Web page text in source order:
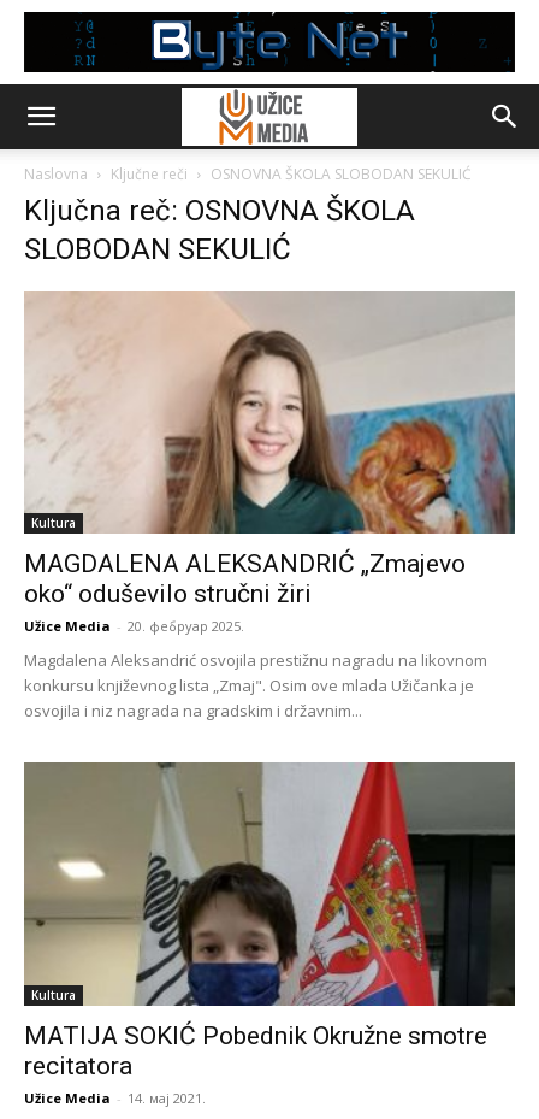
Naslovna Ključne reči OSNOVNA ŠKOLA SLOBODAN SEKULIĆ
Ključna reč: OSNOVNA ŠKOLA
SLOBODAN SEKULIĆ
Kultura
MAGDALENA ALEKSANDRIĆ „Zmajevo
oko“ oduševilo stručni žiri
Užice Media - 20. фебруар 2025.
Magdalena Aleksandrić osvojila prestižnu nagradu na likovnom
konkursu književnog lista „Zmaj". Osim ove mlada Užičanka je
osvojila i niz nagrada na gradskim i državnim...
Kultura
MATIJA SOKIĆ Pobednik Okružne smotre
recitatora
Užice Media - 14. мај 2021.